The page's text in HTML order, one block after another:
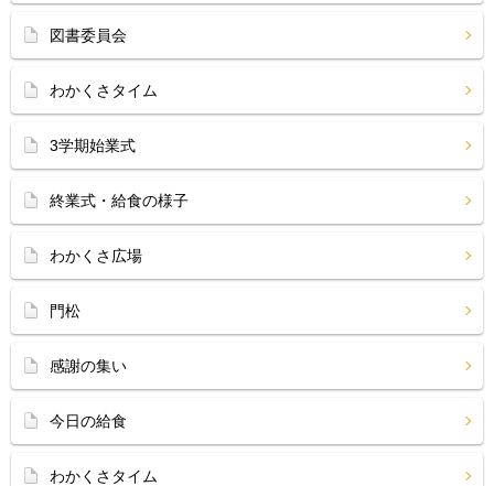
図書委員会
わかくさタイム
3学期始業式
終業式・給食の様子
わかくさ広場
門松
感謝の集い
今日の給食
わかくさタイム